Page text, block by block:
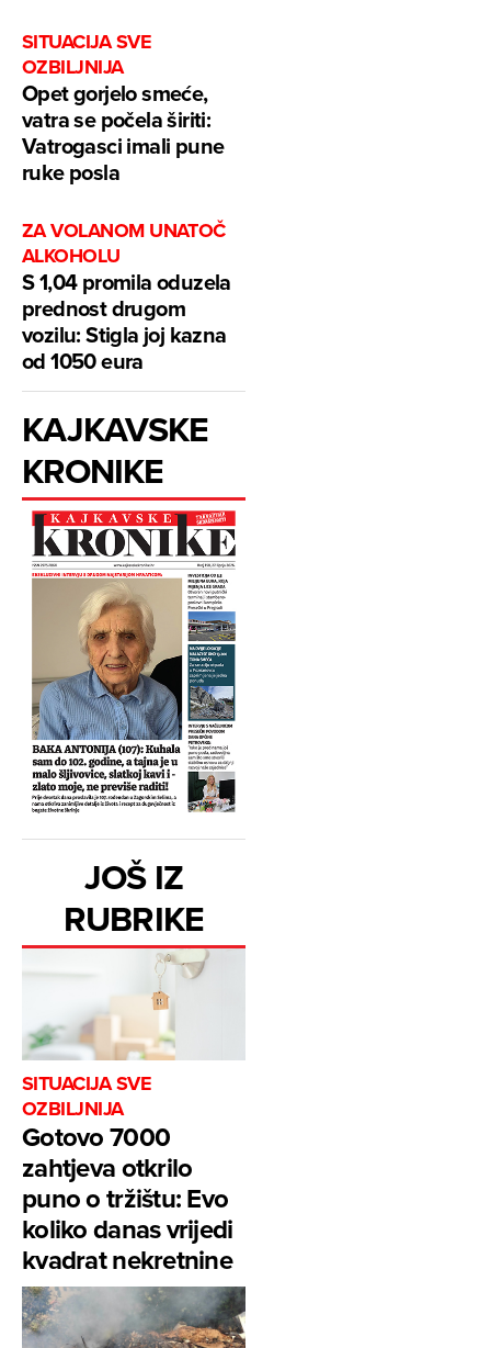
SITUACIJA SVE
OZBILJNIJA
Opet gorjelo smeće,
vatra se počela širiti:
Vatrogasci imali pune
ruke posla
ZA VOLANOM UNATOČ
ALKOHOLU
S 1,04 promila oduzela
prednost drugom
vozilu: Stigla joj kazna
od 1050 eura
KAJKAVSKE
KRONIKE
JOŠ IZ
RUBRIKE
SITUACIJA SVE
OZBILJNIJA
Gotovo 7000
zahtjeva otkrilo
puno o tržištu: Evo
koliko danas vrijedi
kvadrat nekretnine